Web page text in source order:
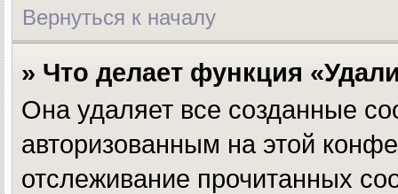
Вернуться к началу
» Что делает функция
Она удаляет все созданные
авторизованным на этой
отслеживание прочитанных